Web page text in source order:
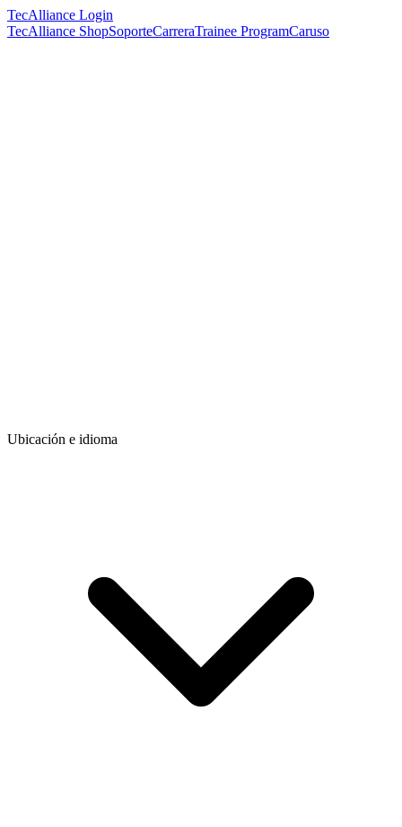
TecAlliance Login
TecAlliance ShopSoporteCarreraTrainee ProgramCaruso
Ubicación e idioma